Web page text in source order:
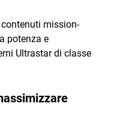
mission-
potenza e
Ultrastar di classe